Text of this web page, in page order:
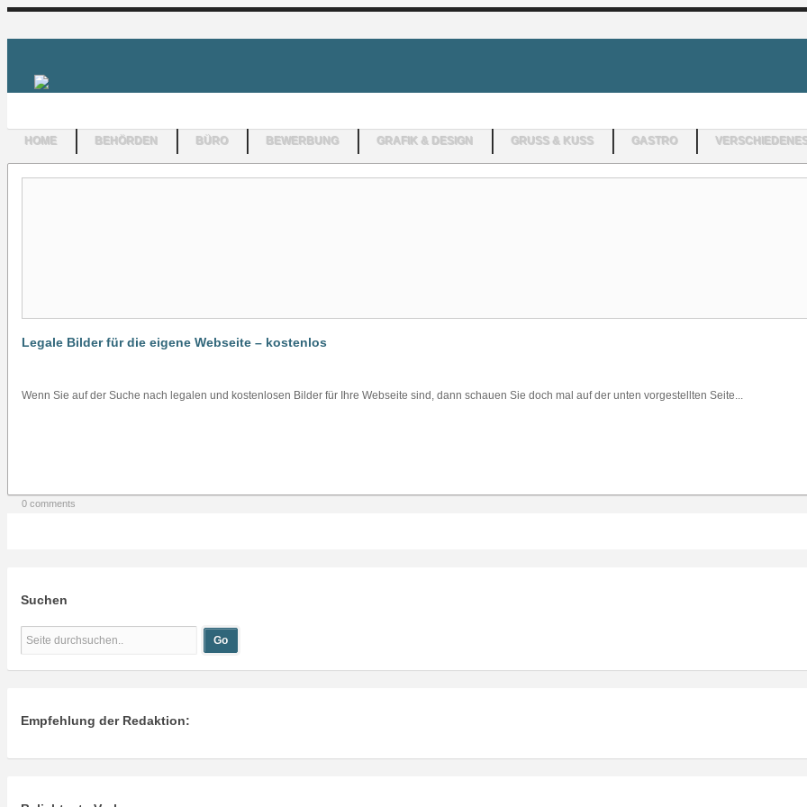
HOME BEHÖRDEN BÜRO BEWERBUNG GRAFIK & DESIGN GRUSS & KUSS GASTRO
Legale Bilder für die eigene Webseite – kostenlos
Wenn Sie auf der Suche nach legalen und kostenlosen Bilder für Ihre Webseite sind, dann schauen Sie doch mal auf der unten vorgestellten Seite...
0 comments
Suchen
Empfehlung der Redaktion: